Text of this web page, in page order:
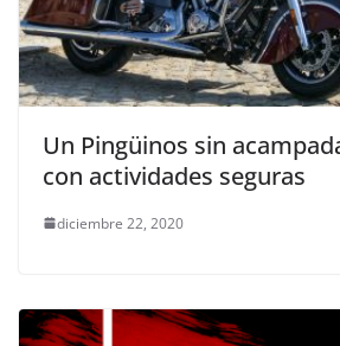
Un Pingüinos sin
con actividades seguras
diciembre 22, 2020